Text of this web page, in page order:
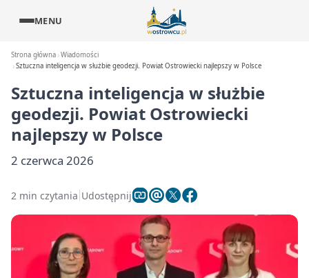
MENU
Strona główna Wiadomości
Sztuczna inteligencja w służbie geodezji. Powiat Ostrowiecki najlepszy w Polsce
Sztuczna inteligencja w służbie
geodezji. Powiat Ostrowiecki
najlepszy w Polsce
2 czerwca 2026
2 min czytania Udostępnij